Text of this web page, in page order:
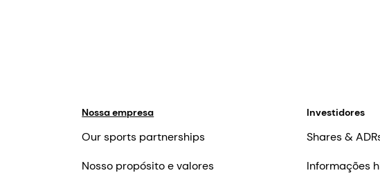
Nossa empresa
Our sports partnerships
Nosso propósito e valores
Investidores
Shares &
Informações